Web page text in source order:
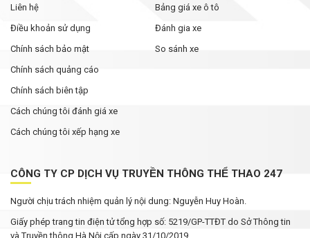
Liên hệ
Điều khoản sử dụng
Chính sách bảo mật
Chính sách quảng cáo
Chính sách biên tập
Cách chúng tôi đánh giá xe
Cách chúng tôi xếp hạng xe
Bảng giá xe ô tô
Đánh gia xe
So sánh xe
CÔNG TY CP DỊCH VỤ TRUYỀN THÔNG THỂ THAO 247
Người chịu trách nhiệm quản lý nội dung: Nguyễn Huy Hoàn.
Giấy phép trang tin điện tử tổng hợp số: 5219/GP-TTĐT do Sở Thông tin
và Truyền thông Hà Nội cấp ngày 31/10/2019.